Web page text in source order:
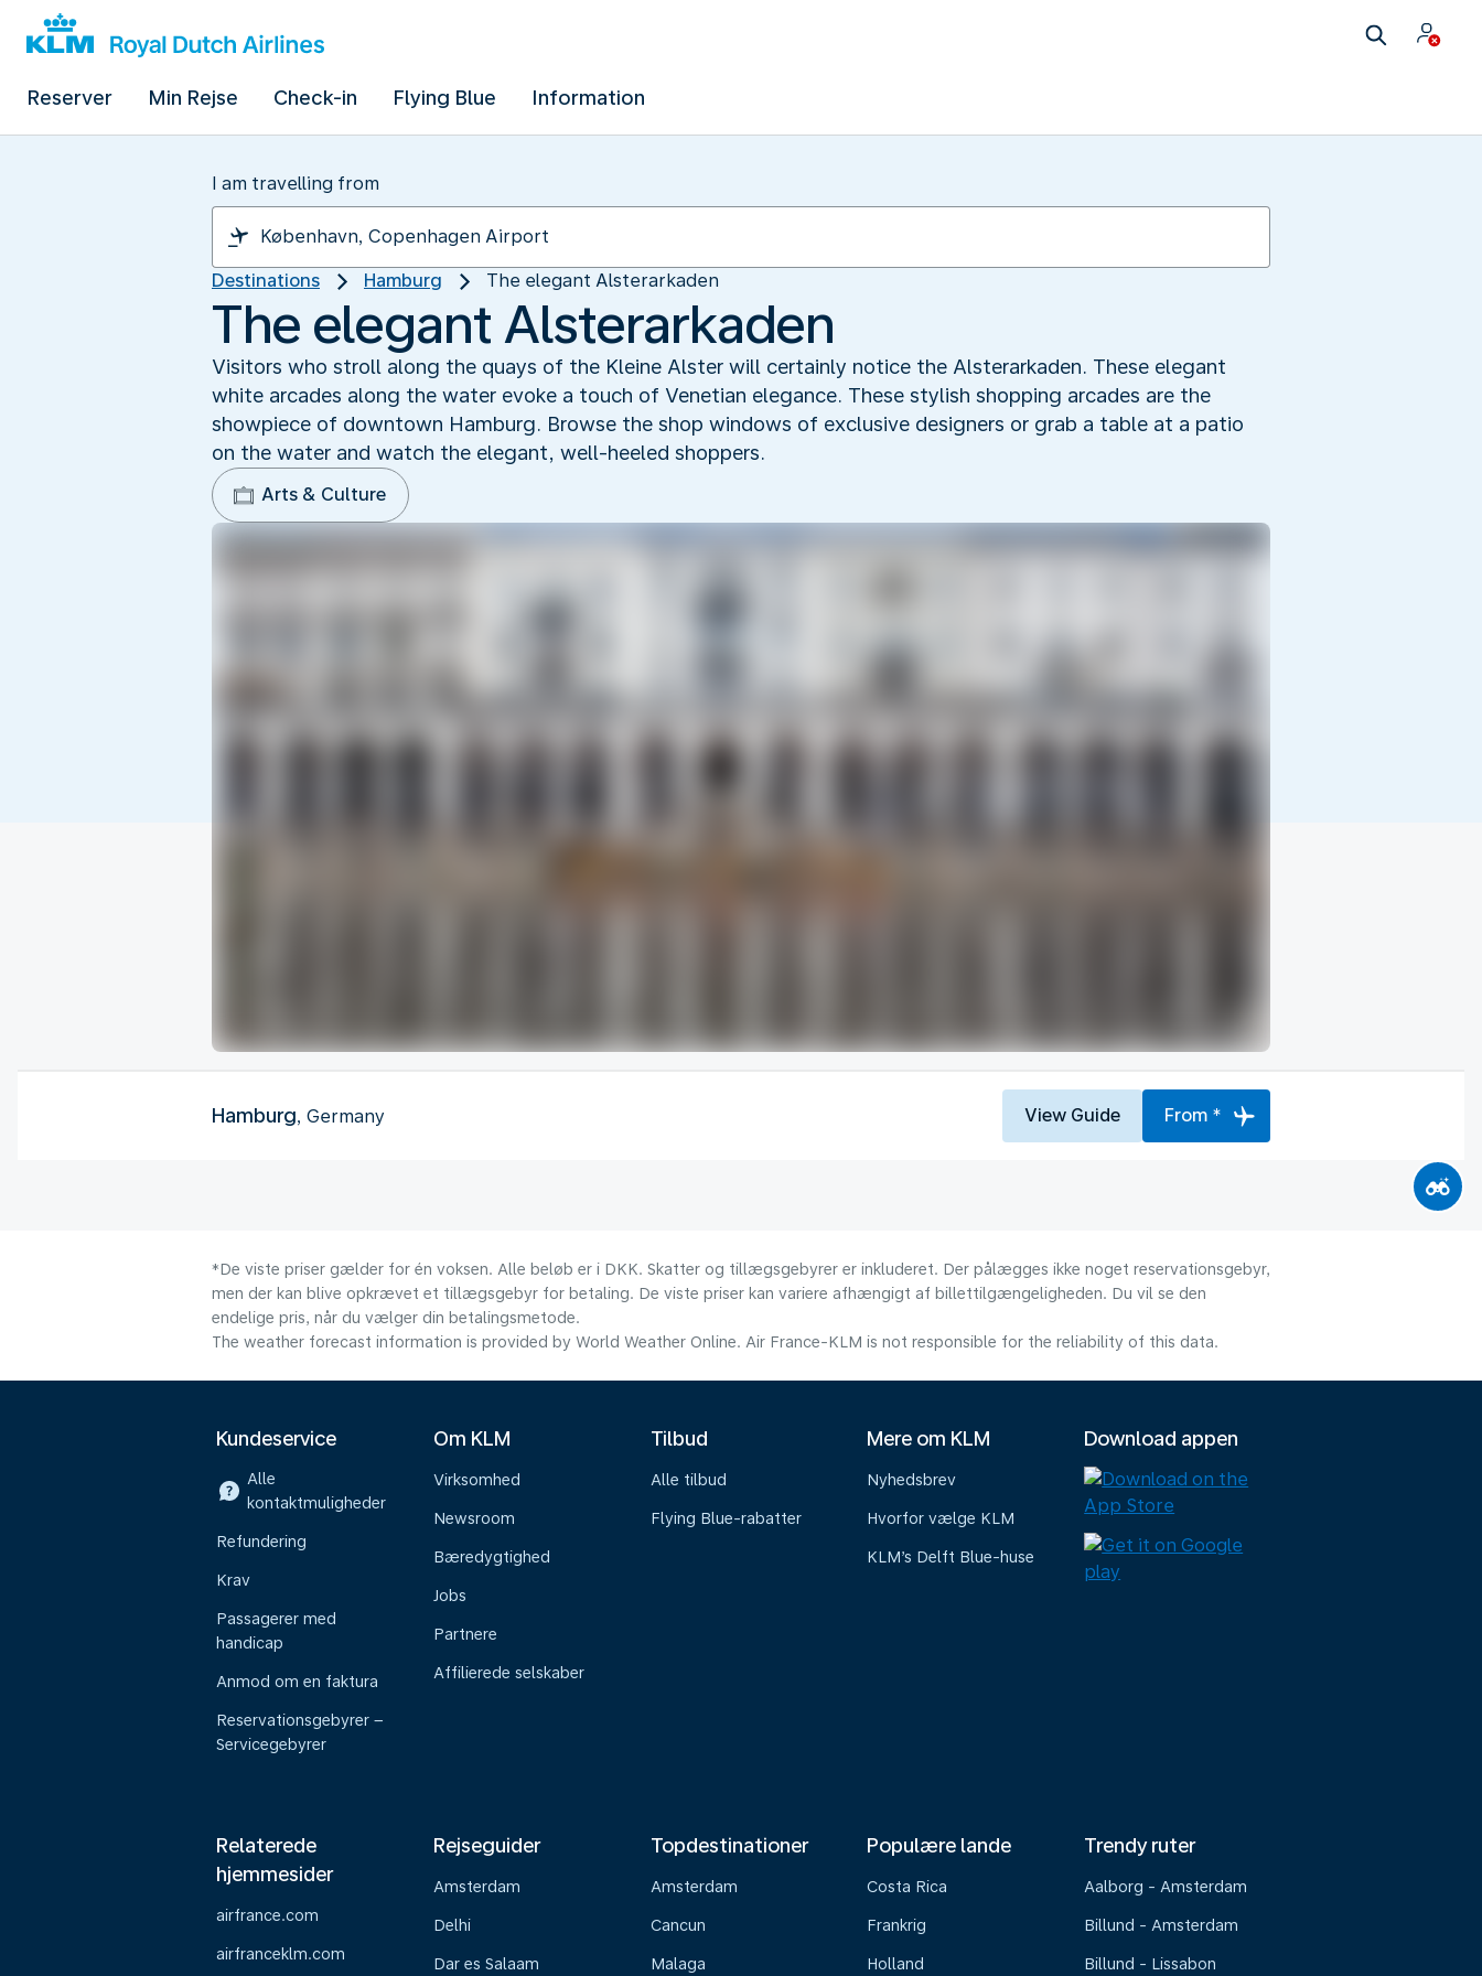
Reserver Min Rejse Check-in Flying Blue Information
I am travelling from
Destinations Hamburg The elegant Alsterarkaden
The elegant Alsterarkaden
Visitors who stroll along the quays of the Kleine Alster will certainly notice the Alsterarkaden. These elegant
white arcades along the water evoke a touch of Venetian elegance. These stylish shopping arcades are the
showpiece of downtown Hamburg. Browse the shop windows of exclusive designers or grab a table at a patio
on the water and watch the elegant, well-heeled shoppers.
Arts & Culture
Hamburg, Germany View Guide From *
*De viste priser gælder for én voksen. Alle beløb er i DKK. Skatter og tillægsgebyrer er inkluderet. Der pålægges ikke noget reservationsgebyr,
men der kan blive opkrævet et tillægsgebyr for betaling. De viste priser kan variere afhængigt af billettilgængeligheden. Du vil se den
endelige pris, når du vælger din betalingsmetode.
The weather forecast information is provided by World Weather Online. Air France-KLM is not responsible for the reliability of this data.
Kundeservice
Alle
kontaktmuligheder
Refundering
Krav
Passagerer med
handicap
Anmod om en faktura
Reservationsgebyrer –
Servicegebyrer
Om KLM
Virksomhed
Newsroom
Bæredygtighed
Jobs
Partnere
Affilierede selskaber
Tilbud
Alle tilbud
Flying Blue-rabatter
Mere om KLM
Nyhedsbrev
Hvorfor vælge KLM
KLM’s Delft Blue-huse
Download appen
Relaterede
hjemmesider
airfrance.com
airfranceklm.com
Rejseguider
Amsterdam
Delhi
Dar es Salaam
Topdestinationer
Amsterdam
Cancun
Malaga
Populære lande
Costa Rica
Frankrig
Holland
Trendy ruter
Aalborg - Amsterdam
Billund - Amsterdam
Billund - Lissabon